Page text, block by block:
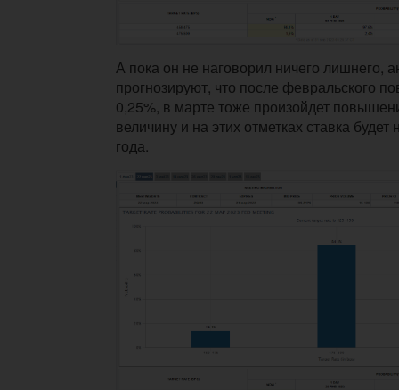
А пока он не наговорил ничего лишнего,
прогнозируют, что после февральского
0,25%, в марте тоже произойдет
величину и на этих отметках ставка будет
года.